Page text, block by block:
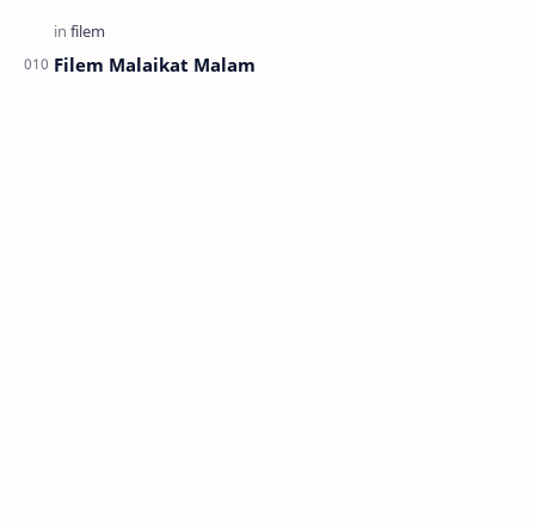
Filem Malaikat Malam